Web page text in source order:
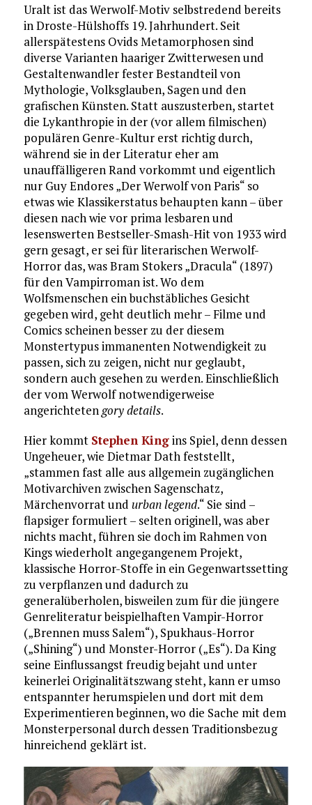
Uralt ist das Werwolf-Motiv selbstredend bereits
in Droste-Hülshoffs 19. Jahrhundert. Seit
allerspätestens Ovids Metamorphosen sind
diverse Varianten haariger Zwitterwesen und
Gestaltenwandler fester Bestandteil von
Mythologie, Volksglauben, Sagen und den
grafischen Künsten. Statt auszusterben, startet
die Lykanthropie in der (vor allem filmischen)
populären Genre-Kultur erst richtig durch,
während sie in der Literatur eher am
unauffälligeren Rand vorkommt und eigentlich
nur Guy Endores „Der Werwolf von Paris“ so
etwas wie Klassikerstatus behaupten kann – über
diesen nach wie vor prima lesbaren und
lesenswerten Bestseller-Smash-Hit von 1933 wird
gern gesagt, er sei für literarischen Werwolf-
Horror das, was Bram Stokers „Dracula“ (1897)
für den Vampirroman ist. Wo dem
Wolfsmenschen ein buchstäbliches Gesicht
gegeben wird, geht deutlich mehr – Filme und
Comics scheinen besser zu der diesem
Monstertypus immanenten Notwendigkeit zu
passen, sich zu zeigen, nicht nur geglaubt,
sondern auch gesehen zu werden. Einschließlich
der vom Werwolf notwendigerweise
angerichtetengory details.
Hier kommt Stephen Kingins Spiel, denn dessen
Ungeheuer, wie Dietmar Dath feststellt,
„stammen fast alle aus allgemein zugänglichen
Motivarchiven zwischen Sagenschatz,
Märchenvorrat und urban legend.“ Sie sind –
flapsiger formuliert – selten originell, was aber
nichts macht, führen sie doch im Rahmen von
Kings wiederholt angegangenem Projekt,
klassische Horror-Stoffe in ein Gegenwartssetting
zu verpflanzen und dadurch zu
generalüberholen, bisweilen zum für die jüngere
Genreliteratur beispielhaften Vampir-Horror
(„Brennen muss Salem“), Spukhaus-Horror
(„Shining“) und Monster-Horror („Es“). Da King
seine Einflussangst freudig bejaht und unter
keinerlei Originalitätszwang steht, kann er umso
entspannter herumspielen und dort mit dem
Experimentieren beginnen, wo die Sache mit dem
Monsterpersonal durch dessen Traditionsbezug
hinreichend geklärt ist.